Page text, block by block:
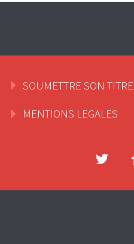
SOUMETTRE SON TITRE
MENTIONS LEGALES